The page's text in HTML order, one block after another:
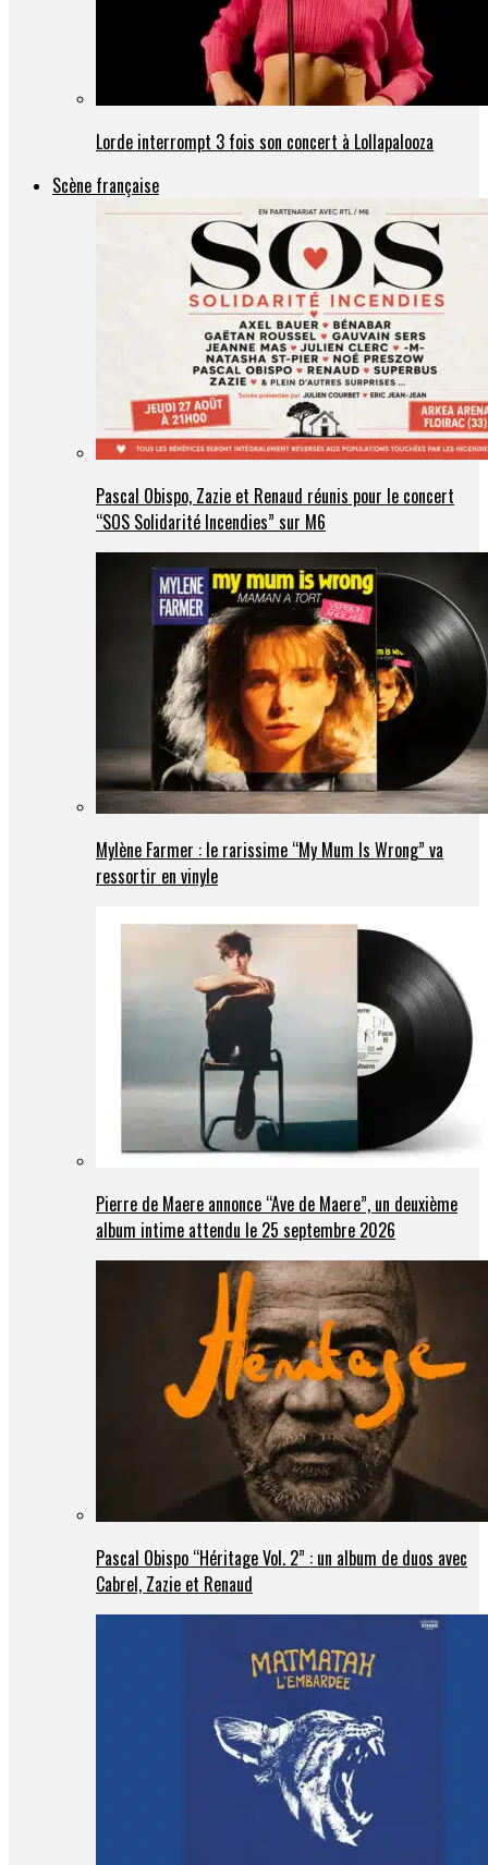
Lorde interrompt 3 fois son concert à Lollapalooza
Scène française
Pascal Obispo, Zazie et Renaud réunis pour le concert
“SOS Solidarité Incendies” sur M6
Mylène Farmer : le rarissime “My Mum Is Wrong” va
ressortir en vinyle
Pierre de Maere annonce “Ave de Maere”, un deuxième
album intime attendu le 25 septembre 2026
Pascal Obispo “Héritage Vol. 2” : un album de duos avec
Cabrel, Zazie et Renaud